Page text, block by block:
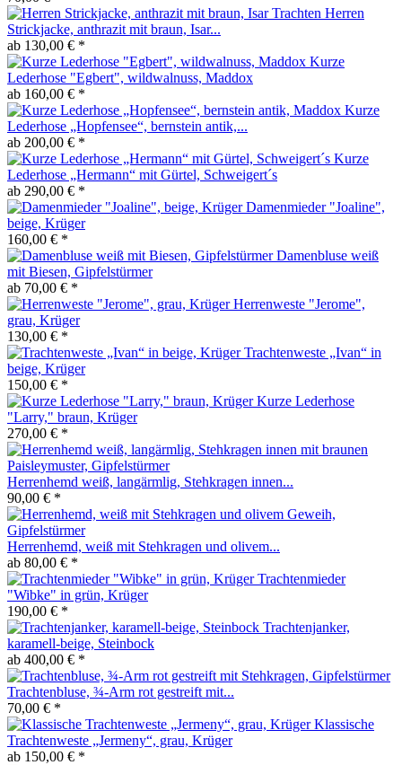
Herren
Strickjacke, anthrazit mit braun, Isar...
ab 130,00 € *
Kurze
Lederhose "Egbert", wildwalnuss, Maddox
ab 160,00 € *
Kurze
Lederhose „Hopfensee“, bernstein antik,...
ab 200,00 € *
Kurze
Lederhose „Hermann“ mit Gürtel, Schweigert´s
ab 290,00 € *
Damenmieder "Joaline",
beige, Krüger
160,00 € *
Damenbluse weiß
mit Biesen, Gipfelstürmer
ab 70,00 € *
Herrenweste "Jerome",
grau, Krüger
130,00 € *
Trachtenweste „Ivan“ in
beige, Krüger
150,00 € *
Kurze Lederhose
"Larry," braun, Krüger
270,00 € *
Herrenhemd weiß, langärmlig, Stehkragen innen...
90,00 € *
Herrenhemd, weiß mit Stehkragen und olivem...
ab 80,00 € *
Trachtenmieder
"Wibke" in grün, Krüger
190,00 € *
Trachtenjanker,
karamell-beige, Steinbock
ab 400,00 € *
Trachtenbluse, ¾-Arm rot gestreift mit...
70,00 € *
Klassische
Trachtenweste „Jermeny“, grau, Krüger
ab 150,00 € *